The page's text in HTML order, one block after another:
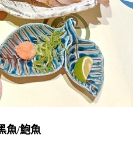
魚/鮑魚